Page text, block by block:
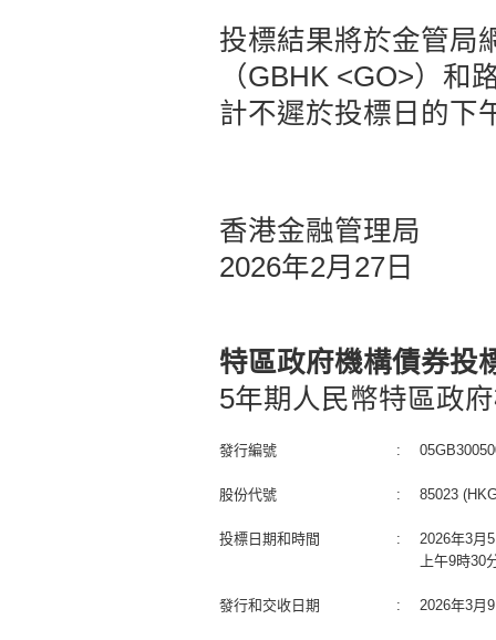
投標結果將於金管局
（GBHK <GO>）和
計不遲於投標日的下
香港金融管理局
2026年2月27日
特區政府機構債券投
5年期人民幣特區政
發行編號 :
股份代號 : 85023
投標日期和時間 :
2026年3月
上午9時30
發行和交收日期 : 2026年3月